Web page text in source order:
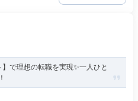
で理想の転職を実現✨一人ひと